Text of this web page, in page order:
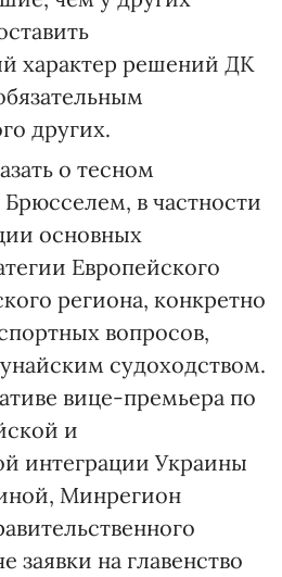
характер решений ДК
других.
о тесном
в частности
основных
Европейского
региона, конкретно
вопросов,
судоходством.
вице-премьера по
и
интеграции Украины
Минрегион
заявки на главенство